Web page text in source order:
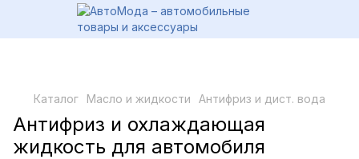
Каталог Масло и жидкости Антифриз и дист. вода
Антифриз и охлаждающая
жидкость для автомобиля